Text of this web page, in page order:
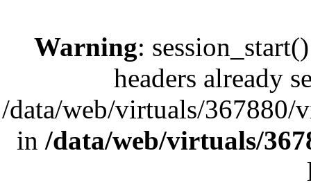
Warning:
headers already
/data/web/virtuals/
in /data/web/virtuals/